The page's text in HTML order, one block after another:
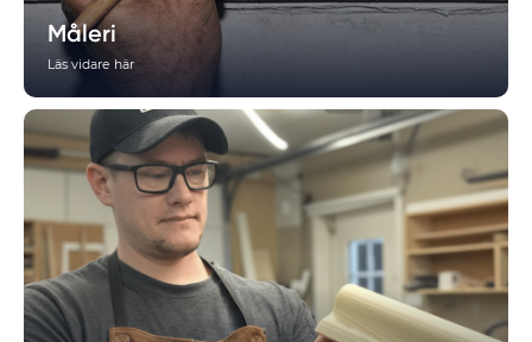
Måleri
Läs vidare här